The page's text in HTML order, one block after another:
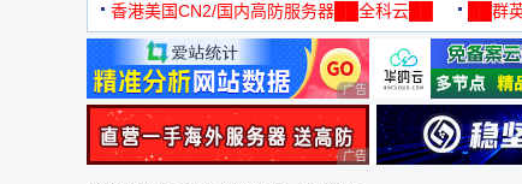
机
香港美国CN2/国内高防服务器██全科云██
██群
◆◆◆
广告 商业广告，理性选择
广告 商业广告，理性选择